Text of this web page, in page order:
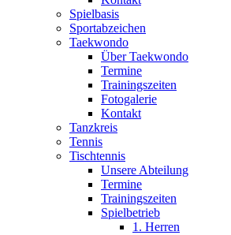
Spielbasis
Sportabzeichen
Taekwondo
Über Taekwondo
Termine
Trainingszeiten
Fotogalerie
Kontakt
Tanzkreis
Tennis
Tischtennis
Unsere Abteilung
Termine
Trainingszeiten
Spielbetrieb
1. Herren